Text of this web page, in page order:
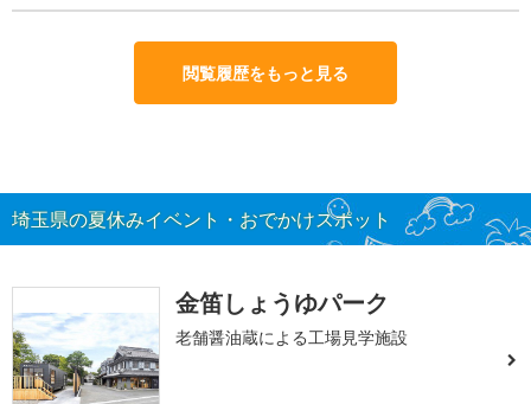
閲覧履歴をもっと見る
埼玉県の夏休みイベント・おでかけスポット
金笛しょうゆパーク
老舗醤油蔵による工場見学施設